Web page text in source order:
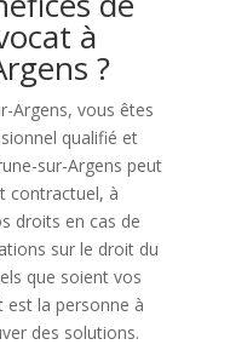
à
?
Argens, vous êtes
qualifié et
sur-Argens peut
contractuel, à
droits en cas de
sur le droit du
que soient vos
est la personne à
des solutions.